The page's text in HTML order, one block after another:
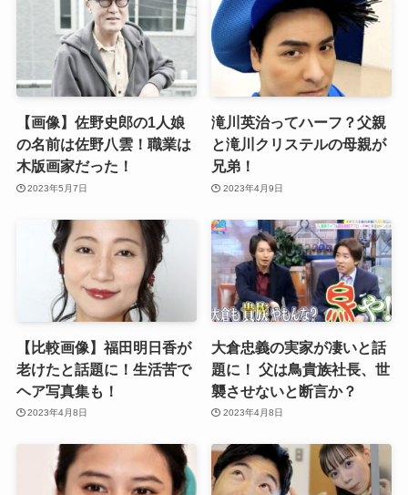
【画像】佐野史郎の1人娘
の名前は佐野八雲！職業は
木版画家だった！
2023年5月7日
滝川英治ってハーフ？父親
と滝川クリステルの母親が
兄弟！
2023年4月9日
【比較画像】福田明日香が
老けたと話題に！生活苦で
ヘア写真集も！
2023年4月8日
大倉忠義の実家が凄いと話
題に！ 父は鳥貴族社長、世
襲させないと断言か？
2023年4月8日